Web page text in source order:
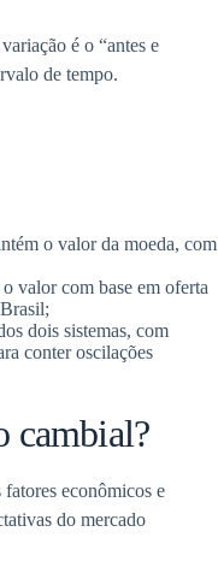
é o “antes e
de tempo.
o valor da moeda, com
valor com base em oferta
dois sistemas, com
conter oscilações
cambial?
econômicos e
do mercado